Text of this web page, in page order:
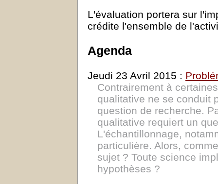
L'évaluation portera sur
crédite l'ensemble de
Agenda
Jeudi 23 Avril 2015 :
Contrairement à
qualitative ne se conduit
question de recherche.
qualitative requiert un
L'échantillonnage,
particulière. Alors,
sujet ? Toute science
hypothèses ?